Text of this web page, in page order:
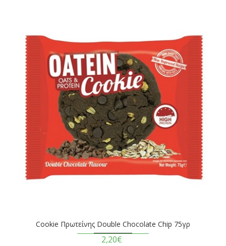
Cookie Πρωτείνης Double Chocolate Chip 75γρ
2,20€